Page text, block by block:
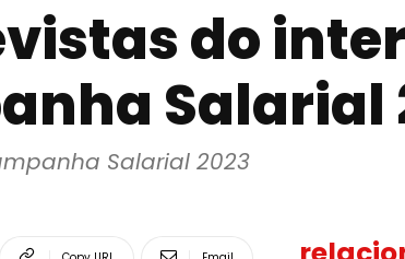
do
Salarial
Salarial 2023